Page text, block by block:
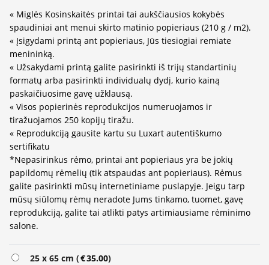
« Miglės Kosinskaitės printai tai aukščiausios kokybės
spaudiniai ant menui skirto matinio popieriaus (210 g / m2).
« Įsigydami printą ant popieriaus, Jūs tiesiogiai remiate
menininką.
« Užsakydami printą galite pasirinkti iš trijų standartinių
formatų arba pasirinkti individualų dydį, kurio kainą
paskaičiuosime gavę užklausą.
« Visos popierinės reprodukcijos numeruojamos ir
tiražuojamos 250 kopijų tiražu.
« Reprodukciją gausite kartu su Luxart autentiškumo
sertifikatu
*Nepasirinkus rėmo, printai ant popieriaus yra be jokių
papildomų rėmelių (tik atspaudas ant popieriaus). Rėmus
galite pasirinkti mūsų internetiniame puslapyje. Jeigu tarp
mūsų siūlomų rėmų neradote Jums tinkamo, tuomet, gavę
reprodukciją, galite tai atlikti patys artimiausiame rėminimo
salone.
25 x 65 cm (€35.00)